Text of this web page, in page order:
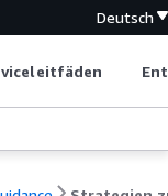
Deutsch